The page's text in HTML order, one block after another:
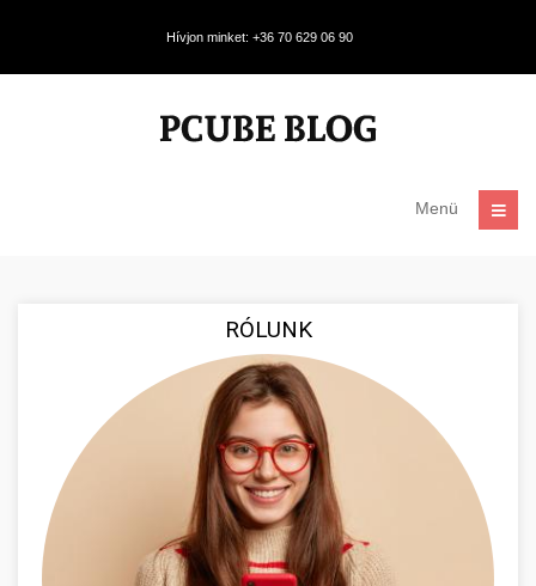
Hívjon minket: +36 70 629 06 90
Menü
RÓLUNK